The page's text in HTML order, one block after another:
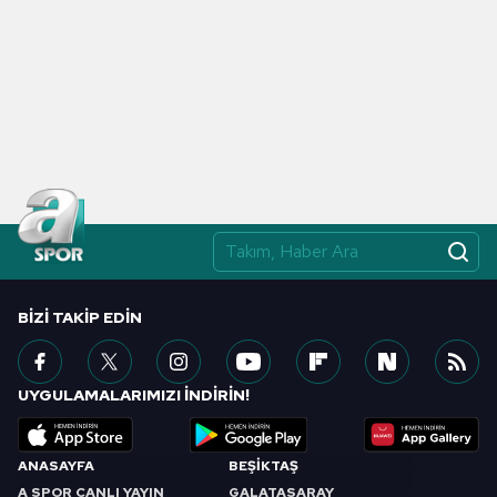
ANASAYFA
A SPOR CANLI YAYIN
BEŞİKTAŞ
GALATASARAY
BIZI TAKIP EDIN
UYGULAMALARIMIZI İNDİRİN!